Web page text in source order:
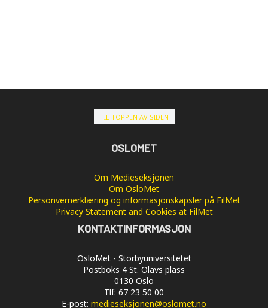
TIL TOPPEN AV SIDEN
OSLOMET
Om Medieseksjonen
Om OsloMet
Personvernerklæring og informasjonskapsler på FilMet
Privacy Statement and Cookies at FilMet
KONTAKTINFORMASJON
OsloMet - Storbyuniversitetet
Postboks 4 St. Olavs plass
0130 Oslo
Tlf: 67 23 50 00
E-post: medieseksjonen@oslomet.no